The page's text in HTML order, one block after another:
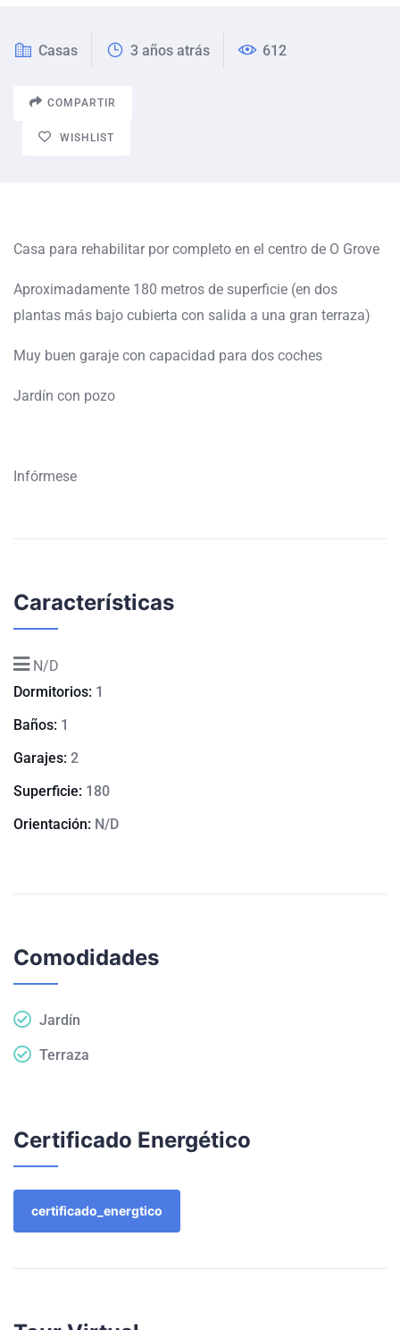
Casas 3 años atrás 612
COMPARTIR
WISHLIST
Casa para rehabilitar por completo en el centro de O Grove
Aproximadamente 180 metros de superficie (en dos
plantas más bajo cubierta con salida a una gran terraza)
Muy buen garaje con capacidad para dos coches
Jardín con pozo
Infórmese
Características
N/D
Dormitorios: 1
Baños: 1
Garajes: 2
Superficie: 180
Orientación: N/D
Comodidades
Jardín
Terraza
Certificado Energético
certificado_energtico